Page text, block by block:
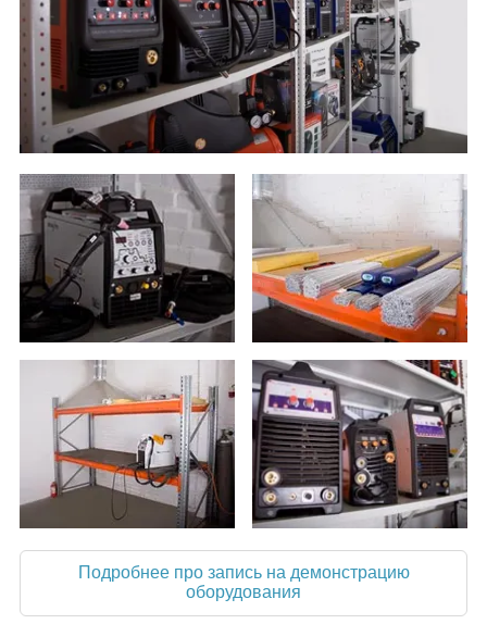
Подробнее про запись на демонстрацию
оборудования